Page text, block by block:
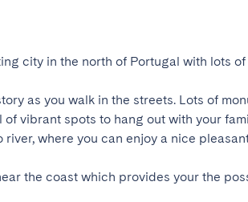
city in the north of Portugal with lots
as you walk in the streets. Lots of
of vibrant spots to hang out with your
river, where you can enjoy a nice
the coast which provides your the